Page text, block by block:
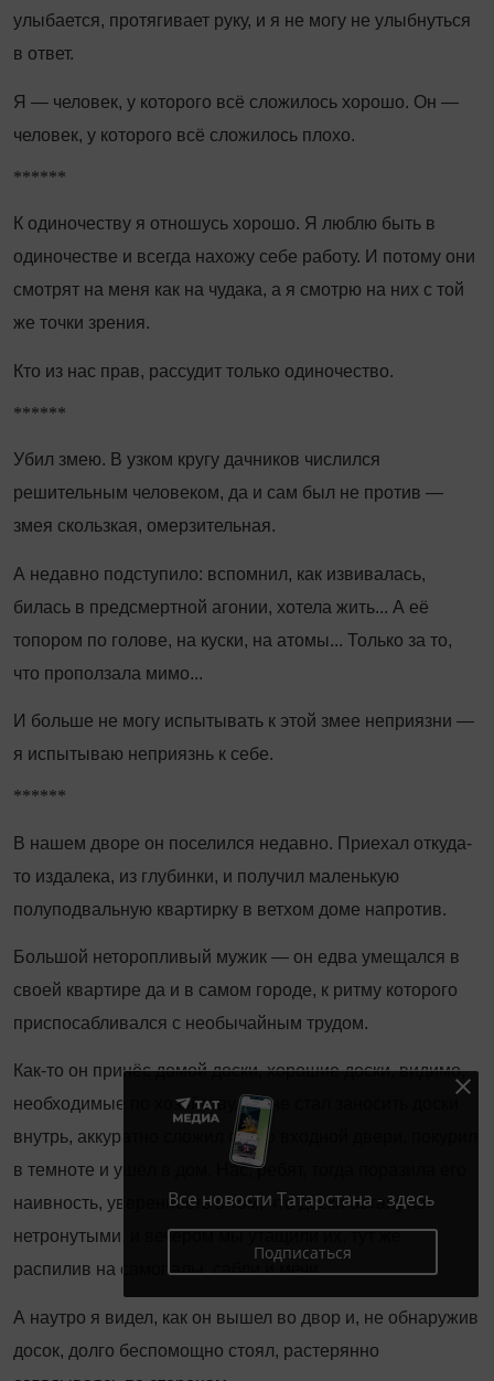
улыбается, протягивает руку, и я не могу не улыбнуться
в ответ.
Я — человек, у которого всё сложилось хорошо. Он —
человек, у которого всё сложилось плохо.
******
К одиночеству я отношусь хорошо. Я люблю быть в
одиночестве и всегда нахожу себе работу. И потому они
смотрят на меня как на чудака, а я смотрю на них с той
же точки зрения.
Кто из нас прав, рассудит только одиночество.
******
Убил змею. В узком кругу дачников числился
решительным человеком, да и сам был не против —
змея скользкая, омерзительная.
А недавно подступило: вспомнил, как извивалась,
билась в предсмертной агонии, хотела жить... А её
топором по голове, на куски, на атомы... Только за то,
что проползала мимо...
И больше не могу испытывать к этой змее неприязни —
я испытываю неприязнь к себе.
******
В нашем дворе он поселился недавно. Приехал откуда-
то издалека, из глубинки, и получил маленькую
полуподвальную квартирку в ветхом доме напротив.
Большой неторопливый мужик — он едва умещался в
своей квартире да и в самом городе, к ритму которого
приспосабливался с необычайным трудом.
Как-то он принёс домой доски, хорошие доски, видимо,
необходимые по хозяйству. Он не стал заносить доски
внутрь, аккуратно сложил около входной двери, покурил
в темноте и ушёл в дом. Нас, ребят, тогда поразила его
наивность, уверенность в том, что доски останутся
нетронутыми, и вечером мы утащили их, тут же
распилив на самопалы, сабли и мечи.
А наутро я видел, как он вышел во двор и, не обнаружив
досок, долго беспомощно стоял, растерянно
Все новости Татарстана - здесь
Подписаться